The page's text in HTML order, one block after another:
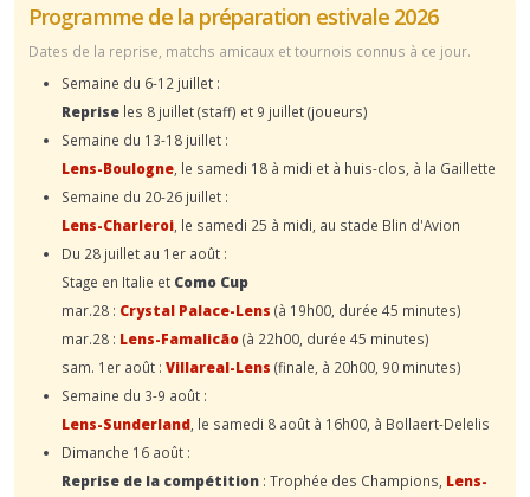
Programme de la préparation estivale 2026
Dates de la reprise, matchs amicaux et tournois connus à ce jour.
Semaine du 6-12 juillet :
Reprise les 8 juillet (staff) et 9 juillet (joueurs)
Semaine du 13-18 juillet :
Lens-Boulogne , le samedi 18 à midi et à huis-clos, à la Gaillette
Semaine du 20-26 juillet :
Lens-Charleroi , le samedi 25 à midi, au stade Blin d'Avion
Du 28 juillet au 1er août :
Stage en Italie et Como Cup
mar.28 : Crystal Palace-Lens (à 19h00, durée 45 minutes)
mar.28 : Lens-Famalicão(à 22h00, durée 45 minutes)
sam. 1er août : Villareal-Lens (finale, à 20h00, 90 minutes)
Semaine du 3-9 août :
Lens-Sunderland , le samedi 8 août à 16h00, à Bollaert-Delelis
Dimanche 16 août :
Reprise de la compétition : Trophée des Champions, Lens-